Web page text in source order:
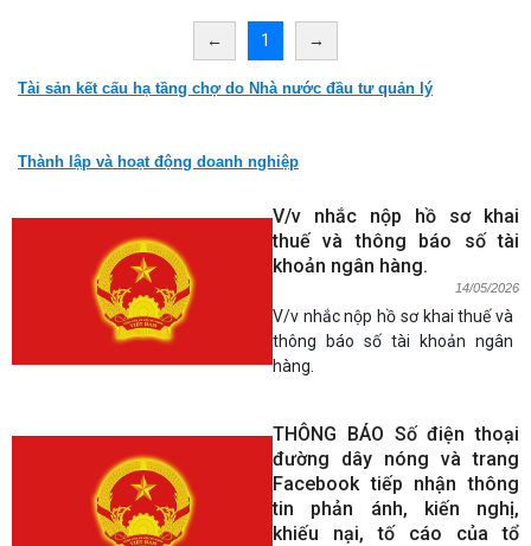
← 1 →
Tài sản kết cấu hạ tầng chợ do Nhà nước đầu tư quản lý
Thành lập và hoạt động doanh nghiệp
V/v nhắc nộp hồ sơ khai
thuế và thông báo số tài
khoản ngân hàng.
14/05/2026
V/v nhắc nộp hồ sơ khai thuế và
thông báo số tài khoản ngân
hàng.
THÔNG BÁO Số điện thoại
đường dây nóng và trang
Facebook tiếp nhận thông
tin phản ánh, kiến nghị,
khiếu nại, tố cáo của tổ